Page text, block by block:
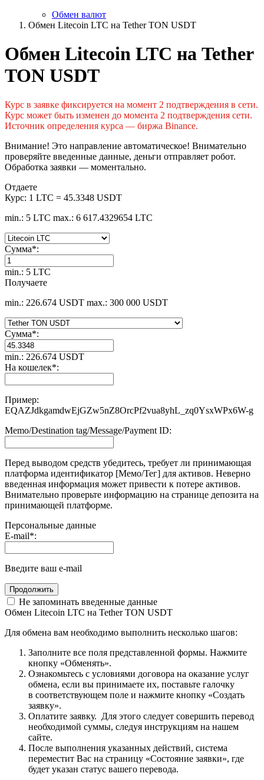
Обмен валют
Обмен Litecoin LTC на Tether TON USDT
Обмен Litecoin LTC на Tether
TON USDT
Курс в заявке фиксируется на момент 2 подтверждения в сети.
Курс может быть изменен до момента 2 подтверждения сети.
Источник определения курса — биржа Binance.
Внимание! Это направление автоматическое! Внимательно
проверяйте введенные данные, деньги отправляет робот.
Обработка заявки — моментально.
Отдаете
Курс: 1 LTC = 45.3348 USDT
min.: 5 LTC max.: 6 617.4329654 LTC
Сумма*:
min.: 5 LTC
Получаете
min.: 226.674 USDT max.: 300 000 USDT
Сумма*:
min.: 226.674 USDT
На кошелек*:
Пример:
EQAZJdkgamdwEjGZw5nZ8OrcPf2vua8yhL_zq0YsxWPx6W-g
Memo/Destination tag/Message/Payment ID:
Перед выводом средств убедитесь, требует ли принимающая
платформа идентификатор [Мемо/Тег] для активов. Неверно
введенная информация может привести к потере активов.
Внимательно проверьте информацию на странице депозита на
принимающей платформе.
Персональные данные
E-mail*:
Введите ваш e-mail
Не запоминать введенные данные
Обмен Litecoin LTC на Tether TON USDT
Для обмена вам необходимо выполнить несколько шагов:
Заполните все поля представленной формы. Нажмите
кнопку «Обменять».
Ознакомьтесь с условиями договора на оказание услуг
обмена, если вы принимаете их, поставьте галочку
в соответствующем поле и нажмите кнопку «Создать
заявку».
Оплатите заявку. Для этого следует совершить перевод
необходимой суммы, следуя инструкциям на нашем
сайте.
После выполнения указанных действий, система
переместит Вас на страницу «Состояние заявки», где
будет указан статус вашего перевода.